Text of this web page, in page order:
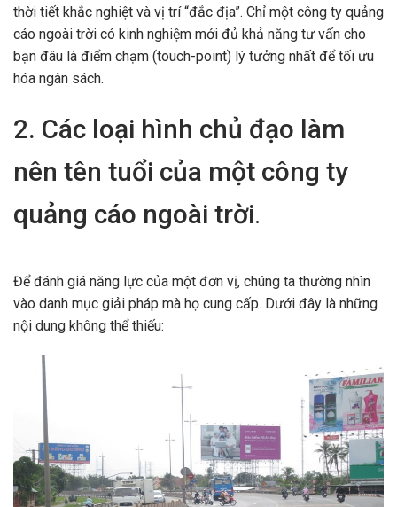
thời tiết khắc nghiệt và vị trí “đắc địa”. Chỉ một công ty quảng
cáo ngoài trời có kinh nghiệm mới đủ khả năng tư vấn cho
bạn đâu là điểm chạm (touch-point) lý tưởng nhất để tối ưu
hóa ngân sách.
2. Các loại hình chủ đạo làm
nên tên tuổi của một công ty
quảng cáo ngoài trời.
Để đánh giá năng lực của một đơn vị, chúng ta thường nhìn
vào danh mục giải pháp mà họ cung cấp. Dưới đây là những
nội dung không thể thiếu: